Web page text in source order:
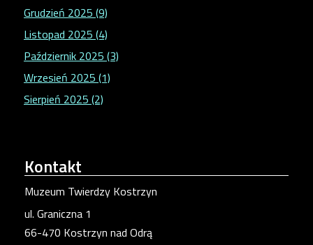
Grudzień 2025 (9)
Listopad 2025 (4)
Październik 2025 (3)
Wrzesień 2025 (1)
Sierpień 2025 (2)
Kontakt
Muzeum Twierdzy Kostrzyn
ul. Graniczna 1
66-470 Kostrzyn nad Odrą